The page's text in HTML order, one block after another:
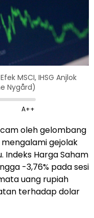
MSCI, IHSG Anjlok
Nygård)
A++
oleh gelombang
gejolak
Indeks Harga Saham
-3,76% pada sesi
uang rupiah
terhadap dolar